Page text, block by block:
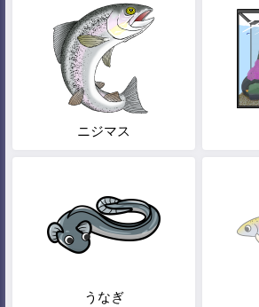
ニジマス
うなぎ